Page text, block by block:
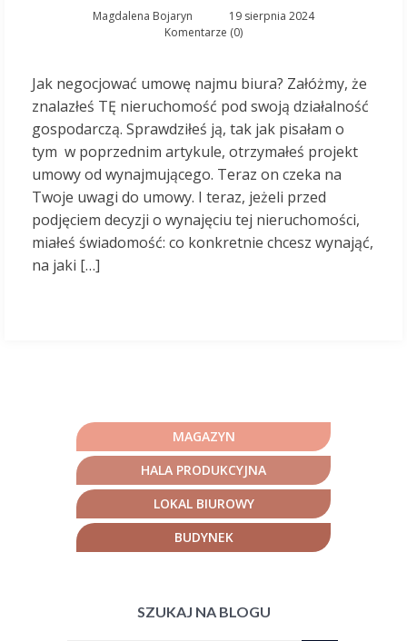
Magdalena Bojaryn
19 sierpnia 2024
Komentarze (0)
Jak negocjować umowę najmu biura? Załóżmy, że
znalazłeś TĘ nieruchomość pod swoją działalność
gospodarczą. Sprawdziłeś ją, tak jak pisałam o
tym w poprzednim artykule, otrzymałeś projekt
umowy od wynajmującego. Teraz on czeka na
Twoje uwagi do umowy. I teraz, jeżeli przed
podjęciem decyzji o wynajęciu tej nieruchomości,
miałeś świadomość: co konkretnie chcesz wynająć,
na jaki […]
MAGAZYN
HALA PRODUKCYJNA
LOKAL BIUROWY
BUDYNEK
SZUKAJ NA BLOGU